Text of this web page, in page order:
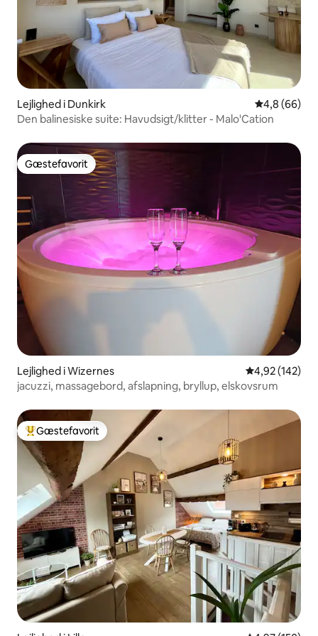
Lejlighed i Dunkirk 4,8 ud af 5 i
4,8 (66)
Den balinesiske suite: Havudsigt/klitter - Malo'Cation
Gæstefavorit
Gæstefavorit
Lejlighed i Wizernes 4,92 ud af 5 i
4,92 (142)
jacuzzi, massagebord, afslapning, bryllup, elskovsrum
Bedste gæstefavorit
Gæstefavorit